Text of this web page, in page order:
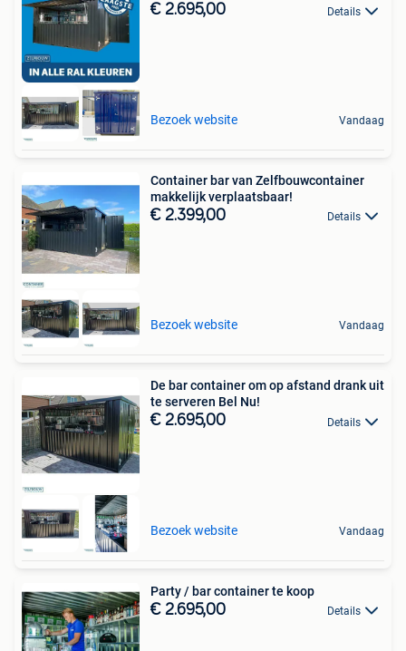
€ 2.695,00 Details
Bezoek website Vandaag
Container bar van Zelfbouwcontainer
makkelijk verplaatsbaar!
€ 2.399,00 Details
Bezoek website Vandaag
De bar container om op afstand drank uit
te serveren Bel Nu!
€ 2.695,00 Details
Bezoek website Vandaag
Party / bar container te koop
€ 2.695,00 Details